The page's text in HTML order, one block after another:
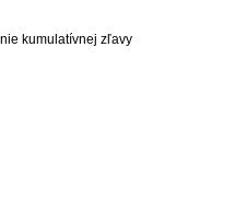
kumulatívnej zľavy